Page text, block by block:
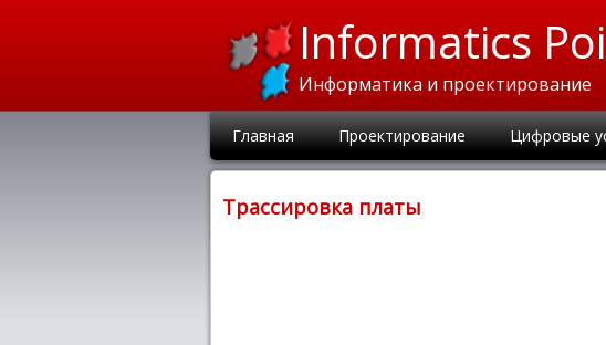
Informatics
Информатика и проектирование
Главная Проектирование Цифровые
Трассировка платы